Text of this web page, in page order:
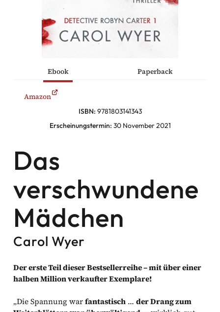
Facebook
Komödien
Ebook Paperback
Amazon
ISBN: 9781803141343
Erscheinungstermin: 30 November 2021
Das
verschwundene
Mädchen
Carol Wyer
Der erste Teil dieser Bestsellerreihe – mit über einer
halben Million verkaufter Exemplare!
„Die Spannung warfantastisch …der Drang zum